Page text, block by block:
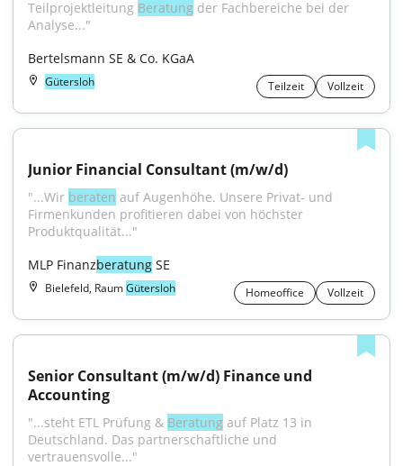
Teilprojektleitung Beratung der Fachbereiche bei der
Analyse..."
Bertelsmann SE & Co. KGaA
Gütersloh Teilzeit Vollzeit
Junior Financial Consultant (m/w/d)
"...Wir beraten auf Augenhöhe. Unsere Privat- und
Firmenkunden profitieren dabei von höchster
Produktqualität..."
MLP Finanzberatung SE
Bielefeld, RaumGütersloh Homeoffice Vollzeit
Senior Consultant (m/w/d) Finance und
Accounting
"...steht ETL Prüfung & Beratung auf Platz 13 in
Deutschland. Das partnerschaftliche und
vertrauensvolle..."